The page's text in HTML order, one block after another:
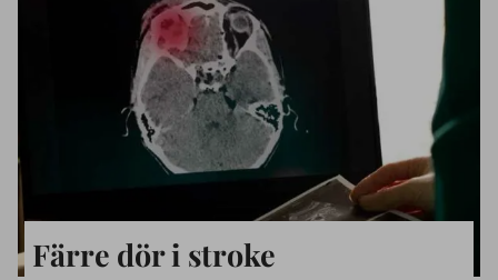
Färre dör i stroke